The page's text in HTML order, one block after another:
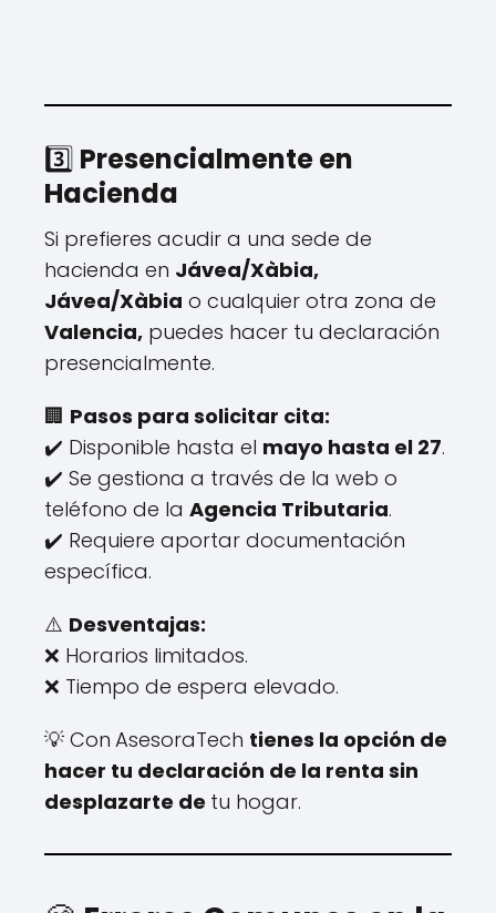
3️⃣ Presencialmente en
Hacienda
Si prefieres acudir a una sede de
hacienda en Jávea/Xàbia,
Jávea/Xàbia o cualquier otra zona de
Valencia, puedes hacer tu declaración
presencialmente.
🏢 Pasos para solicitar cita:
✔️ Disponible hasta el mayo hasta el 27.
✔️ Se gestiona a través de la web o
teléfono de la Agencia Tributaria.
✔️ Requiere aportar documentación
específica.
⚠️ Desventajas:
❌ Horarios limitados.
❌ Tiempo de espera elevado.
💡 Con AsesoraTech tienes la opción de
hacer tu declaración de la renta sin
desplazarte de tu hogar.